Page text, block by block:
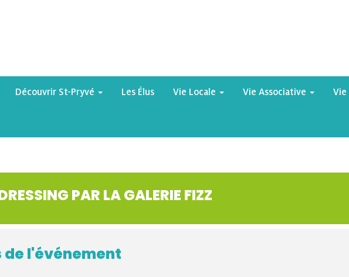
Découvrir St-Pryvé Les Élus Vie Locale Vie Associative Vie
PAR LA GALERIE FIZZ
de l'événement